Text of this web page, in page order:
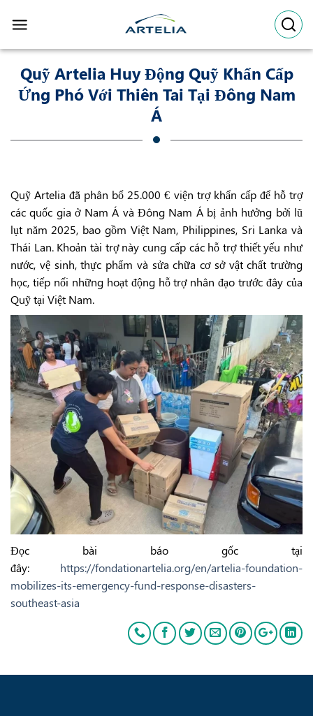
Quỹ Artelia Huy Động Quỹ Khẩn Cấp
Ứng Phó Với Thiên Tai Tại Đông Nam
Á
Quỹ Artelia đã phân bổ 25.000 € viện trợ khẩn cấp để hỗ trợ
các quốc gia ở Nam Á và Đông Nam Á bị ảnh hưởng bởi lũ
lụt năm 2025, bao gồm Việt Nam, Philippines, Sri Lanka và
Thái Lan. Khoản tài trợ này cung cấp các hỗ trợ thiết yếu như
nước, vệ sinh, thực phẩm và sửa chữa cơ sở vật chất trường
học, tiếp nối những hoạt động hỗ trợ nhân đạo trước đây của
Quỹ tại Việt Nam.
Đọc bài báo gốc tại
đây: https://fondationartelia.org/en/artelia-foundation-
mobilizes-its-emergency-fund-response-disasters-
southeast-asia